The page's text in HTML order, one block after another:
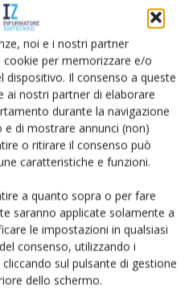
noi e i nostri partner
per memorizzare e/o
dispositivo. Il consenso a queste
nostri partner di elaborare
durante la navigazione
di mostrare annunci (non)
o ritirare il consenso può
caratteristiche e funzioni.
a quanto sopra o per fare
saranno applicate solamente a
le impostazioni in qualsiasi
consenso, utilizzando i
sul pulsante di gestione
dello schermo.
2023